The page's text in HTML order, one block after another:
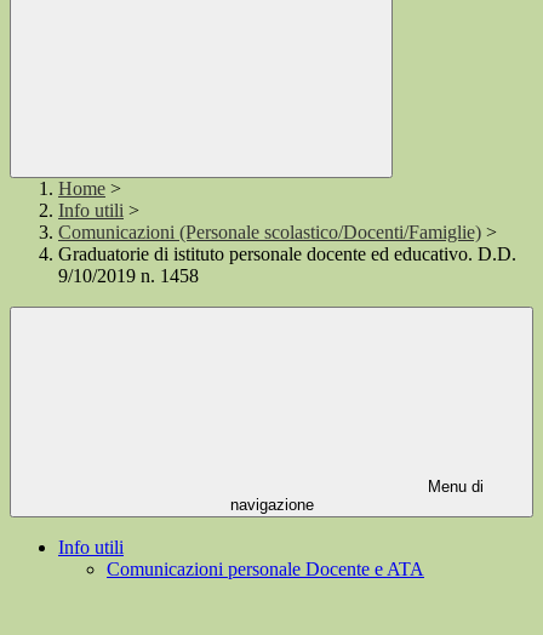
Home >
Info utili >
Comunicazioni (Personale scolastico/Docenti/Famiglie) >
Graduatorie di istituto personale docente ed educativo. D.D.
9/10/2019 n. 1458
Menu di
navigazione
Info utili
Comunicazioni personale Docente e ATA